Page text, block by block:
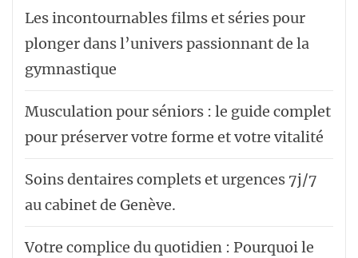
Les incontournables films et séries pour
plonger dans l’univers passionnant de la
gymnastique
Musculation pour séniors : le guide complet
pour préserver votre forme et votre vitalité
Soins dentaires complets et urgences 7j/7
au cabinet de Genève.
Votre complice du quotidien : Pourquoi le